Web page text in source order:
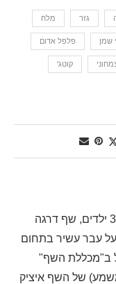
גזר מלח
שמן פלפל אדום
קוטג'
אסף כהן, נשוי ואבא ל3 ילדים, שף דרגה
עבר עשיר בתחום
ב"מכללת השף"
של השף איציק